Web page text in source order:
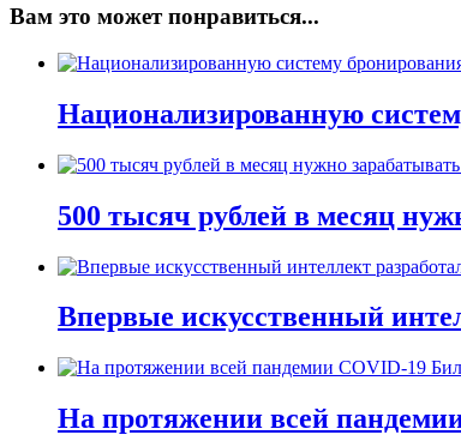
Вам это может понравиться...
Национализированную
500 тысяч рублей в месяц
Впервые искусственный
На протяжении всей